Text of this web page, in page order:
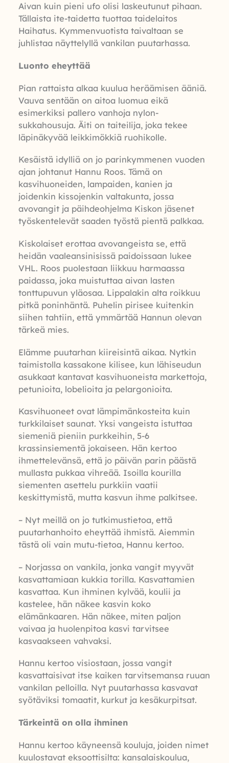
Aivan kuin pieni ufo olisi laskeutunut pihaan.
Tällaista ite-taidetta tuottaa taidelaitos
Haihatus. Kymmenvuotista taivaltaan se
juhlistaa näyttelyllä vankilan puutarhassa.
Luonto eheyttää
Pian rattaista alkaa kuulua heräämisen ääniä.
Vauva sentään on aitoa luomua eikä
esimerkiksi pallero vanhoja nylon-
sukkahousuja. Äiti on taiteilija, joka tekee
läpinäkyvää leikkimökkiä ruohikolle.
Kesäistä idylliä on jo parinkymmenen vuoden
ajan johtanut Hannu Roos. Tämä on
kasvihuoneiden, lampaiden, kanien ja
joidenkin kissojenkin valtakunta, jossa
avovangit ja päihdeohjelma Kiskon jäsenet
työskentelevät saaden työstä pientä palkkaa.
Kiskolaiset erottaa avovangeista se, että
heidän vaaleansinisissä paidoissaan lukee
VHL. Roos puolestaan liikkuu harmaassa
paidassa, joka muistuttaa aivan lasten
tonttupuvun yläosaa. Lippalakin alta roikkuu
pitkä poninhäntä. Puhelin pirisee kuitenkin
siihen tahtiin, että ymmärtää Hannun olevan
tärkeä mies.
Elämme puutarhan kiireisintä aikaa. Nytkin
taimistolla kassakone kilisee, kun lähiseudun
asukkaat kantavat kasvihuoneista markettoja,
petunioita, lobelioita ja pelargonioita.
Kasvihuoneet ovat lämpimänkosteita kuin
turkkilaiset saunat. Yksi vangeista istuttaa
siemeniä pieniin purkkeihin, 5-6
krassinsiementä jokaiseen. Hän kertoo
ihmettelevänsä, että jo päivän parin päästä
mullasta pukkaa vihreää. Isoilla kourilla
siementen asettelu purkkiin vaatii
keskittymistä, mutta kasvun ihme palkitsee.
– Nyt meillä on jo tutkimustietoa, että
puutarhanhoito eheyttää ihmistä. Aiemmin
tästä oli vain mutu-tietoa, Hannu kertoo.
– Norjassa on vankila, jonka vangit myyvät
kasvattamiaan kukkia torilla. Kasvattamien
kasvattaa. Kun ihminen kylvää, koulii ja
kastelee, hän näkee kasvin koko
elämänkaaren. Hän näkee, miten paljon
vaivaa ja huolenpitoa kasvi tarvitsee
kasvaakseen vahvaksi.
Hannu kertoo visiostaan, jossa vangit
kasvattaisivat itse kaiken tarvitsemansa ruuan
vankilan pelloilla. Nyt puutarhassa kasvavat
syötäviksi tomaatit, kurkut ja kesäkurpitsat.
Tärkeintä on olla ihminen
Hannu kertoo käyneensä kouluja, joiden nimet
kuulostavat eksoottisilta: kansalaiskoulua,